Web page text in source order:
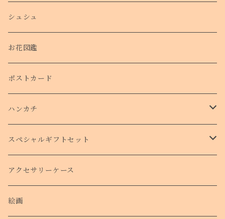
シュシュ
お花図鑑
ポストカード
ハンカチ
タオルハンカチ
スペシャルギフトセット
クリスマスコフレ
アクセサリーケース
絵画